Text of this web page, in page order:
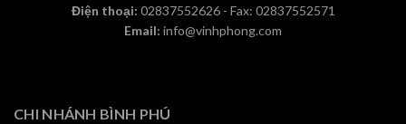
Điện thoại: 02837552626 - Fax: 02837552571
Email: info@vinhphong.com
CHI NHÁNH BÌNH PHÚ